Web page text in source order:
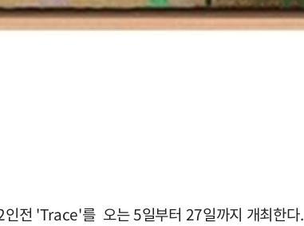
인전 'Trace'를 오는 5일부터 27일까지 개최한다.